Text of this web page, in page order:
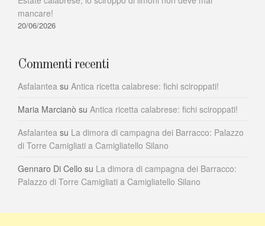
mancare!
20/06/2026
Commenti recenti
Asfalantea su Antica ricetta calabrese: fichi sciroppati!
Maria Marcianò su Antica ricetta calabrese: fichi sciroppati!
Asfalantea su La dimora di campagna dei Barracco: Palazzo
di Torre Camigliati a Camigliatello Silano
Gennaro Di Cello su La dimora di campagna dei Barracco:
Palazzo di Torre Camigliati a Camigliatello Silano